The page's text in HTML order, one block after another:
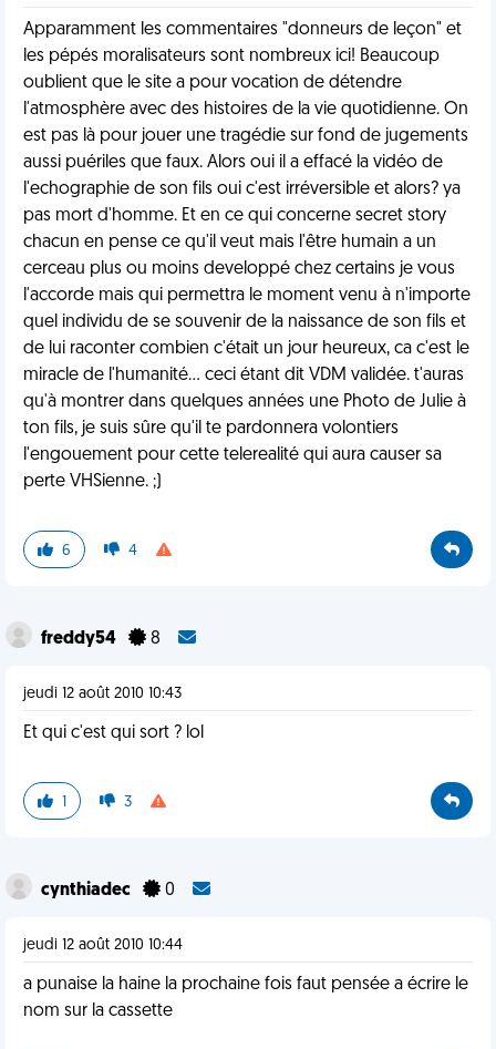
Apparamment les commentaires "donneurs de leçon" et
les pépés moralisateurs sont nombreux ici! Beaucoup
oublient que le site a pour vocation de détendre
l'atmosphère avec des histoires de la vie quotidienne. On
est pas là pour jouer une tragédie sur fond de jugements
aussi puériles que faux. Alors oui il a effacé la vidéo de
l'echographie de son fils oui c'est irréversible et alors? ya
pas mort d'homme. Et en ce qui concerne secret story
chacun en pense ce qu'il veut mais l'être humain a un
cerceau plus ou moins developpé chez certains je vous
l'accorde mais qui permettra le moment venu à n'importe
quel individu de se souvenir de la naissance de son fils et
de lui raconter combien c'était un jour heureux, ca c'est le
miracle de l'humanité... ceci étant dit VDM validée. t'auras
qu'à montrer dans quelques années une Photo de Julie à
ton fils, je suis sûre qu'il te pardonnera volontiers
l'engouement pour cette telerealité qui aura causer sa
perte VHSienne. ;)
6 4
freddy54 8
jeudi 12 août 2010 10:43
Et qui c'est qui sort ? lol
1 3
cynthiadec 0
jeudi 12 août 2010 10:44
a punaise la haine la prochaine fois faut pensée a écrire le
nom sur la cassette